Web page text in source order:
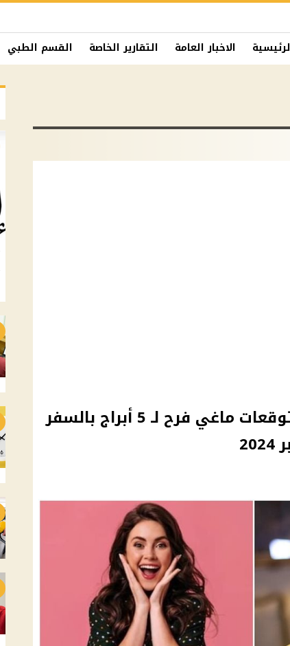
الاخبار العامة التقارير الخاصة القسم الطبي
"من ضمنها برج الأسد".. توقعات ماغي فرح لـ 5 أبراج بالسفر